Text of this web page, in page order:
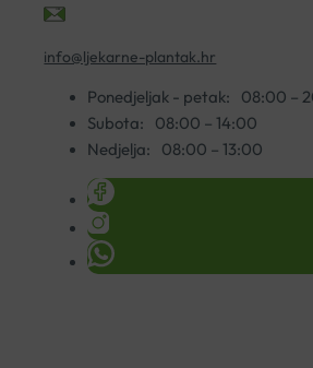
info@ljekarne-plantak.hr
Ponedjeljak - petak:
08:00 –
Subota:
08:00 – 14:00
Nedjelja:
08:00 – 13:00